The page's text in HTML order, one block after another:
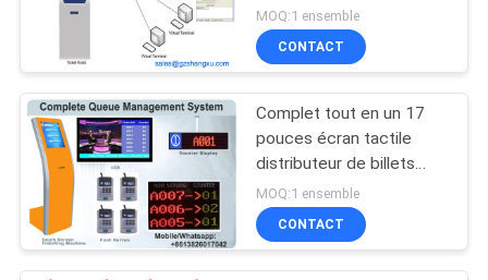
PLAN
SITE
PRIVACY
POLICY
Système de file
d'attente de banque
20
hôpitaux
MOQ:1 ensemble
CONTACT
Complet tout en un 17
pouces écran tactile
distributeur de billets
système de file d'attente
de l'hôpital
MOQ:1 ensemble
CONTACT